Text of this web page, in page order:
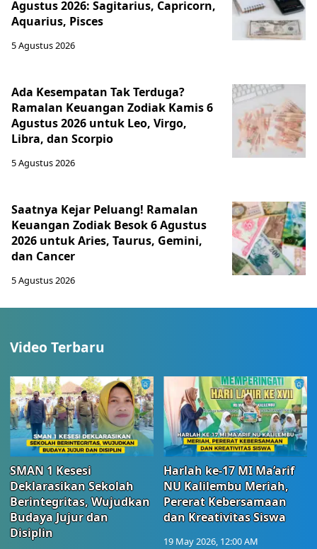
Agustus 2026: Sagitarius, Capricorn,
Aquarius, Pisces
5 Agustus 2026
Ada Kesempatan Tak Terduga?
Ramalan Keuangan Zodiak Kamis 6
Agustus 2026 untuk Leo, Virgo,
Libra, dan Scorpio
5 Agustus 2026
Saatnya Kejar Peluang! Ramalan
Keuangan Zodiak Besok 6 Agustus
2026 untuk Aries, Taurus, Gemini,
dan Cancer
5 Agustus 2026
Video Terbaru
SMAN 1 Kesesi
Deklarasikan Sekolah
Berintegritas, Wujudkan
Budaya Jujur dan
Disiplin
Harlah ke-17 MI Ma’arif
NU Kalilembu Meriah,
Pererat Kebersamaan
dan Kreativitas Siswa
19 May 2026, 12:00 AM